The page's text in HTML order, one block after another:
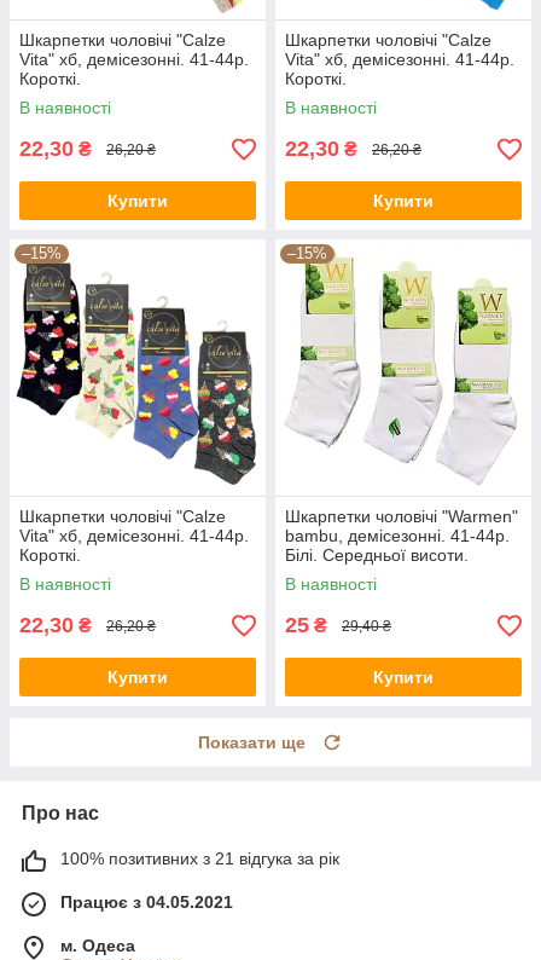
Шкарпетки чоловічі "Calze
Vita" хб, демісезонні. 41-44р.
Короткі.
В наявності
22,30 ₴ 26,20 ₴
Купити
Шкарпетки чоловічі "Calze
Vita" хб, демісезонні. 41-44р.
Короткі.
В наявності
22,30 ₴ 26,20 ₴
Купити
–15%
Шкарпетки чоловічі "Calze
Vita" хб, демісезонні. 41-44р.
Короткі.
В наявності
22,30 ₴ 26,20 ₴
Купити
–15%
Шкарпетки чоловічі "Warmen"
bambu, демісезонні. 41-44р.
Білі. Середньої висоти.
В наявності
25 ₴ 29,40 ₴
Купити
Показати ще
Про нас
100% позитивних з 21 відгука за рік
Працює з 04.05.2021
м. Одеса